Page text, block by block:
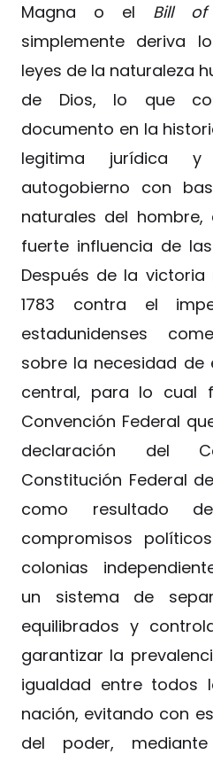
Magna o el Bill of
simplemente deriva
leyes de la naturaleza
de Dios, lo que
documento en la
legitima jurídica y
autogobierno con
naturales del hombre,
fuerte influencia de
Después de la
1783 contra el
estadunidenses
sobre la necesidad de
central, para lo cual
Convención Federal
declaración del
Constitución Federal
como resultado
compromisos
colonias
un sistema de
equilibrados y
garantizar la
igualdad entre todos
nación, evitando con
del poder,